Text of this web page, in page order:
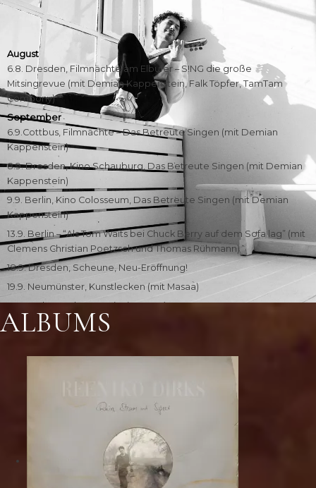
August
6.8. Dresden, Filmnächte am Elbufer – S!NG die große
Mitsingrevue (mit Demian Kappenstein, Falk Töpfer, TamTam
Combony)
September
6.9.Cottbus, Filmnächte – Das Betreute Singen (mit Demian
Kappenstein)
8.9. Dresden, Kino Schauburg, Das Betreute Singen (mit Demian
Kappenstein)
9.9. Berlin, Kino Colosseum, Das Betreute Singen (mit Demian
Kappenstein)
13.9. Berlin – “Als Tom Waits bei Chuck Berry auf dem Sofa lag” (mit
Clemens Christian Poetzsch und Thomas Rühmann)
18.9. Dresden, Scheune, Neu-Eröffnung!
19.9. Neumünster, Kunstlecken (mit Masaa)
26.9. Köln, Stadtgarten ( mit Masaa)
2./3. 10. Oderaue, Theater am Rand – “Als Tom Waits bei Chuck
4.10. Oderaue, Theater am Rand – “Jung und Young” (mit Thomas
6.10. Dresden, Scheune, Das Betreute Singen (mit Demian
10.10. Uppsala (SWE) Guitar Festival (mit European Guitar Quartet)
ALBUMS